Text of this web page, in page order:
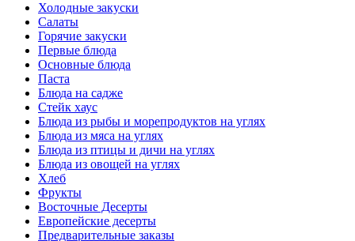
Холодные закуски
Салаты
Горячие закуски
Первые блюда
Основные блюда
Паста
Блюда на садже
Стейк хаус
Блюда из рыбы и морепродуктов на углях
Блюда из мяса на углях
Блюда из птицы и дичи на углях
Блюда из овощей на углях
Хлеб
Фрукты
Восточные Десерты
Европейские десерты
Предварительные заказы